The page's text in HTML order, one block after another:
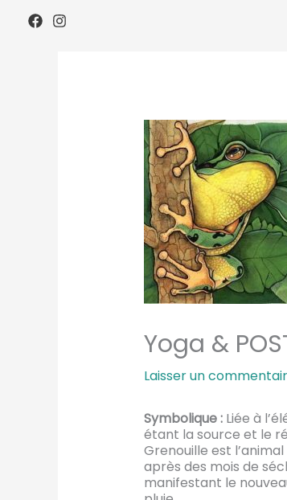
Yoga &
Laisser un
Symbolique : Liée à
étant la source et le
Grenouille est
après des mois de
manifestant le